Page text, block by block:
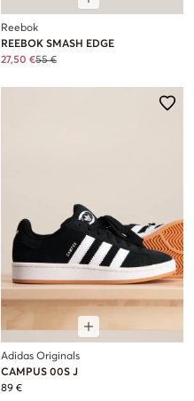
Reebok
REEBOK SMASH EDGE
27,50 €55 €
Adidas Originals
CAMPUS 00S J
89 €